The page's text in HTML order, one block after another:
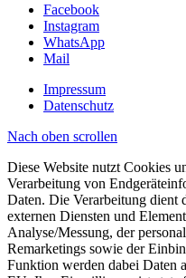
Facebook
Instagram
WhatsApp
Mail
Impressum
Datenschutz
Nach oben scrollen
Diese Website nutzt Cookies
Verarbeitung von
Daten. Die Verarbeitung dient
externen Diensten und
Analyse/Messung, der
Remarketings sowie der
Funktion werden dabei Daten